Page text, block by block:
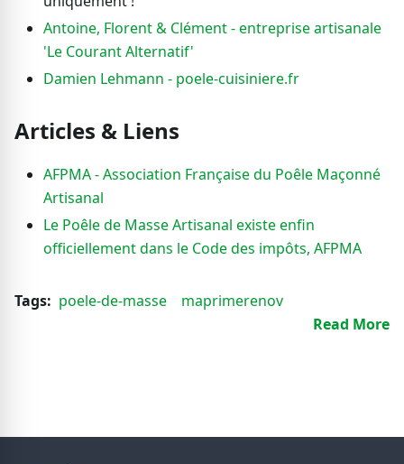
Antoine, Florent & Clément - entreprise artisanale
'Le Courant Alternatif'
Damien Lehmann - poele-cuisiniere.fr
Articles & Liens
AFPMA - Association Française du Poêle Maçonné
Artisanal
Le Poêle de Masse Artisanal existe enfin
officiellement dans le Code des impôts, AFPMA
Tags: poele-de-masse
maprimerenov
Read More